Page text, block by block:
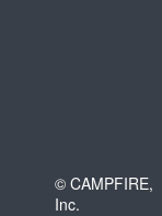
© CAMPFIRE,
Inc.